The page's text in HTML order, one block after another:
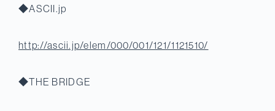
◆ASCII.jp
http://ascii.jp/elem/000/001/121/1121510/
◆THE BRIDGE